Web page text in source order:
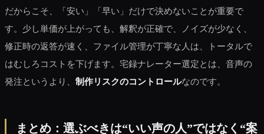
だからこそ、「安い」「早い」だけで決めないことが重要で
す。少し単価が上がっても、解釈が正確で、ノイズが少なく、
修正時の返答が速く、ファイル管理が丁寧な人は、トータルで
はむしろコストを下げます。宅録ナレーター選定とは、音声の
発注というより、 制作リスクのコントロールなのです。
まとめ：選ぶべきは“いい声の人”ではなく“案